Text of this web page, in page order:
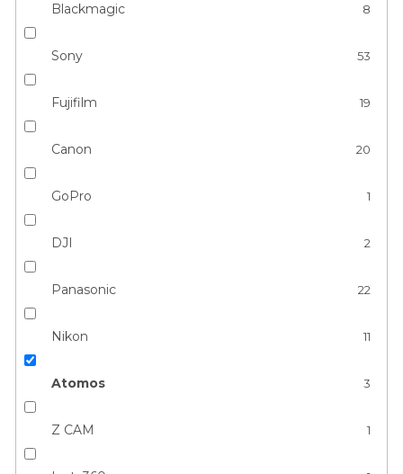
Blackmagic 8
Sony 53
Fujifilm 19
Canon 20
GoPro 1
DJI 2
Panasonic 22
Nikon 11
Atomos 3
Z CAM 1